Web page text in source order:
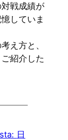
戦成績が
していま
え方と、
紹介した
日